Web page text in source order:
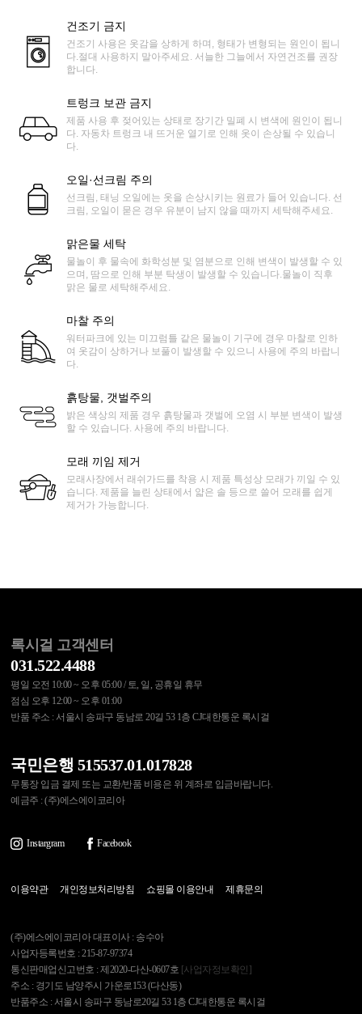
건조기 금지
건조기 사용은 옷감을 상하게 하며, 형태가 변형되는 원인이 됩니
다.절대 사용하지 말아주세요. 서늘한 그늘에서 자연건조를 권장
합니다.
트렁크 보관 금지
제품 사용 후 젖어있는 상태로 장기간 밀폐 시 변색에 원인이 됩니
다. 자동차 트렁크 내 뜨거운 열기로 인해 옷이 손상될 수 있습니
다.
오일·선크림 주의
선크림, 태닝 오일에는 옷을 손상시키는 원료가 들어 있습니다. 선
크림, 오일이 묻은 경우 유분이 남지 않을 때까지 세탁해주세요.
맑은물 세탁
물놀이 후 물속에 화학성분 및 염분으로 인해 변색이 발생할 수 있
으며, 땀으로 인해 부분 탁생이 발생할 수 있습니다.물놀이 직후
맑은 물로 세탁해주세요.
마찰 주의
워터파크에 있는 미끄럼틀 같은 물놀이 기구에 경우 마찰로 인하
여 옷감이 상하거나 보풀이 발생할 수 있으니 사용에 주의 바랍니
다.
흙탕물, 갯벌주의
밝은 색상의 제품 경우 흙탕물과 갯벌에 오염 시 부분 변색이 발생
할 수 있습니다. 사용에 주의 바랍니다.
모래 끼임 제거
모래사장에서 래쉬가드를 착용 시 제품 특성상 모래가 끼일 수 있
습니다. 제품을 늘린 상태에서 얇은 솔 등으로 쓸어 모래를 쉽게
제거가 가능합니다.
록시걸 고객센터
031.522.4488
평일 오전 10:00 ~ 오후 05:00 / 토, 일, 공휴일 휴무
점심 오후 12:00 ~ 오후 01:00
반품 주소 : 서울시 송파구 동남로 20길 53 1층 CJ대한통운 록시걸
국민은행 515537.01.017828
무통장 입금 결제 또는 교환/반품 비용은 위 계좌로 입금바랍니다.
예금주 : (주)에스에이코리아
Instargram Facebook
이용약관 개인정보처리방침 쇼핑몰 이용안내 제휴문의
(주)에스에이코리아 대표이사 : 송수아
사업자등록번호 : 215-87-97374
통신판매업신고번호 : 제2020-다산-0607호 [사업자정보확인]
주소 : 경기도 남양주시 가운로153 (다산동)
반품주소 : 서울시 송파구 동남로20길 53 1층 CJ대한통운 록시걸